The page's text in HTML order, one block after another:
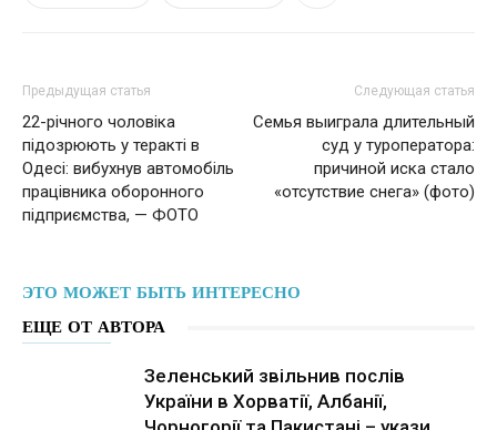
Предыдущая статья
22-річного чоловіка
підозрюють у теракті в
Одесі: вибухнув автомобіль
працівника оборонного
підприємства, — ФОТО
Следующая статья
Семья выиграла длительный
суд у туроператора:
причиной иска стало
«отсутствие снега» (фото)
ЭТО МОЖЕТ БЫТЬ ИНТЕРЕСНО
ЕЩЕ ОТ АВТОРА
Зеленський звільнив послів
України в Хорватії, Албанії,